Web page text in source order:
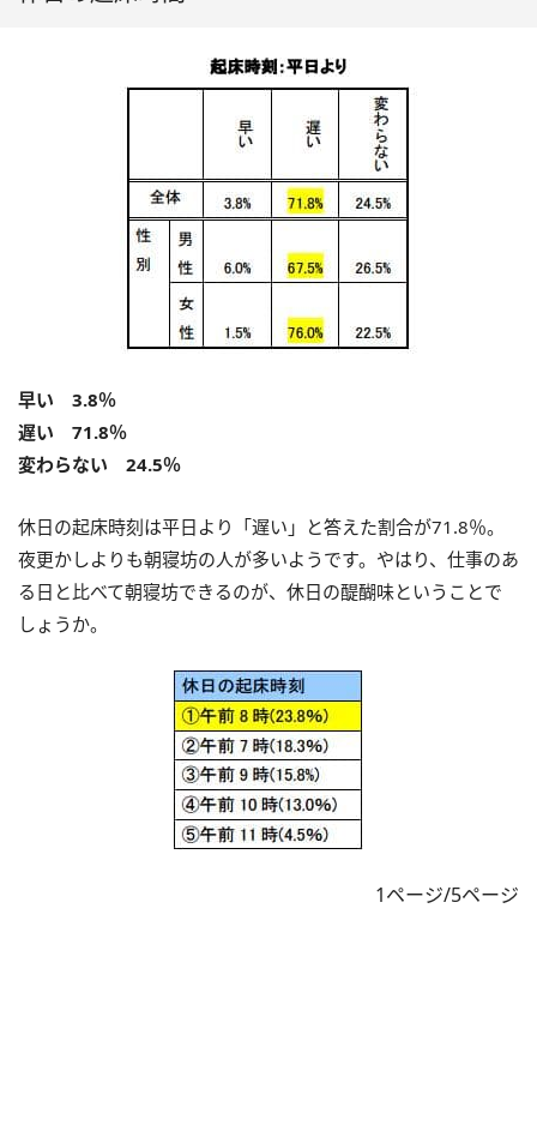
早い 3.8％
遅い 71.8％
変わらない 24.5％
休日の起床時刻は平日より「遅い」と答えた割合が71.8％。
夜更かしよりも朝寝坊の人が多いようです。やはり、仕事のあ
る日と比べて朝寝坊できるのが、休日の醍醐味ということで
しょうか。
1ページ/5ページ